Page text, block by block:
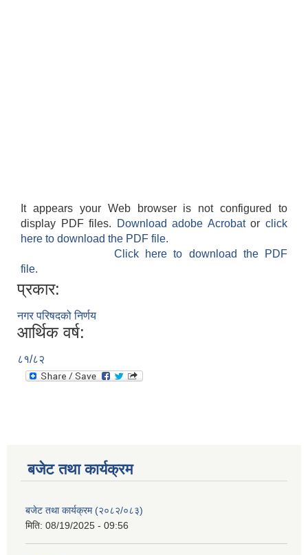
It appears your Web browser is not configured to
display PDF files.
Download adobe Acrobatorclick
here to download the PDF file.
Click here to download the PDF
file.
प्रकार:
नगर परिषदको निर्णय
आर्थिक वर्ष:
८१/८२
बजेट तथा कार्यक्रम
बजेट तथा कार्यक्रम (२०८२/०८३)
मिति: 08/19/2025 - 09:56